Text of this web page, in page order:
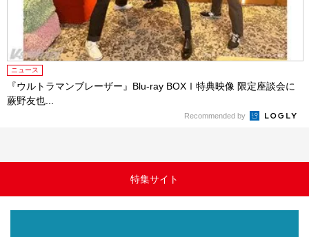
ニュース
『ウルトラマンブレーザー』Blu-ray BOXⅠ特典映像 限定座談会に
蕨野友也...
Recommended by
特集サイト